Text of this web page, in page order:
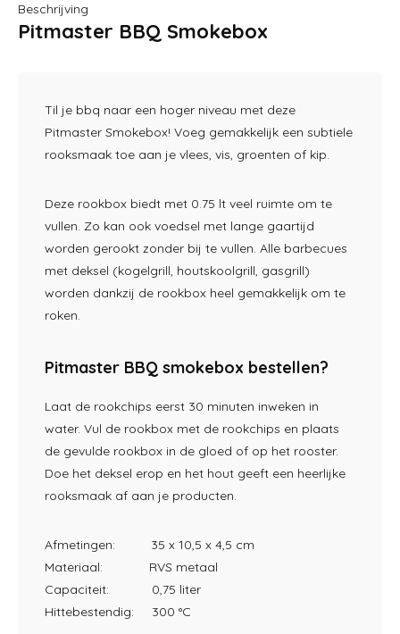
Beschrijving
Pitmaster BBQ Smokebox
Til je bbq naar een hoger niveau met deze
Pitmaster Smokebox! Voeg gemakkelijk een subtiele
rooksmaak toe aan je vlees, vis, groenten of kip.
Deze rookbox biedt met 0.75 lt veel ruimte om te
vullen. Zo kan ook voedsel met lange gaartijd
worden gerookt zonder bij te vullen. Alle barbecues
met deksel (kogelgrill, houtskoolgrill, gasgrill)
worden dankzij de rookbox heel gemakkelijk om te
roken.
Pitmaster BBQ smokebox bestellen?
Laat de rookchips eerst 30 minuten inweken in
water. Vul de rookbox met de rookchips en plaats
de gevulde rookbox in de gloed of op het rooster.
Doe het deksel erop en het hout geeft een heerlijke
rooksmaak af aan je producten.
Afmetingen: 35 x 10,5 x 4,5 cm
Materiaal: RVS metaal
Capaciteit: 0,75 liter
Hittebestendig: 300 °C